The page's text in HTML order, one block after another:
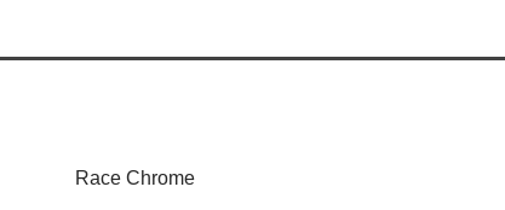
Race Chrome